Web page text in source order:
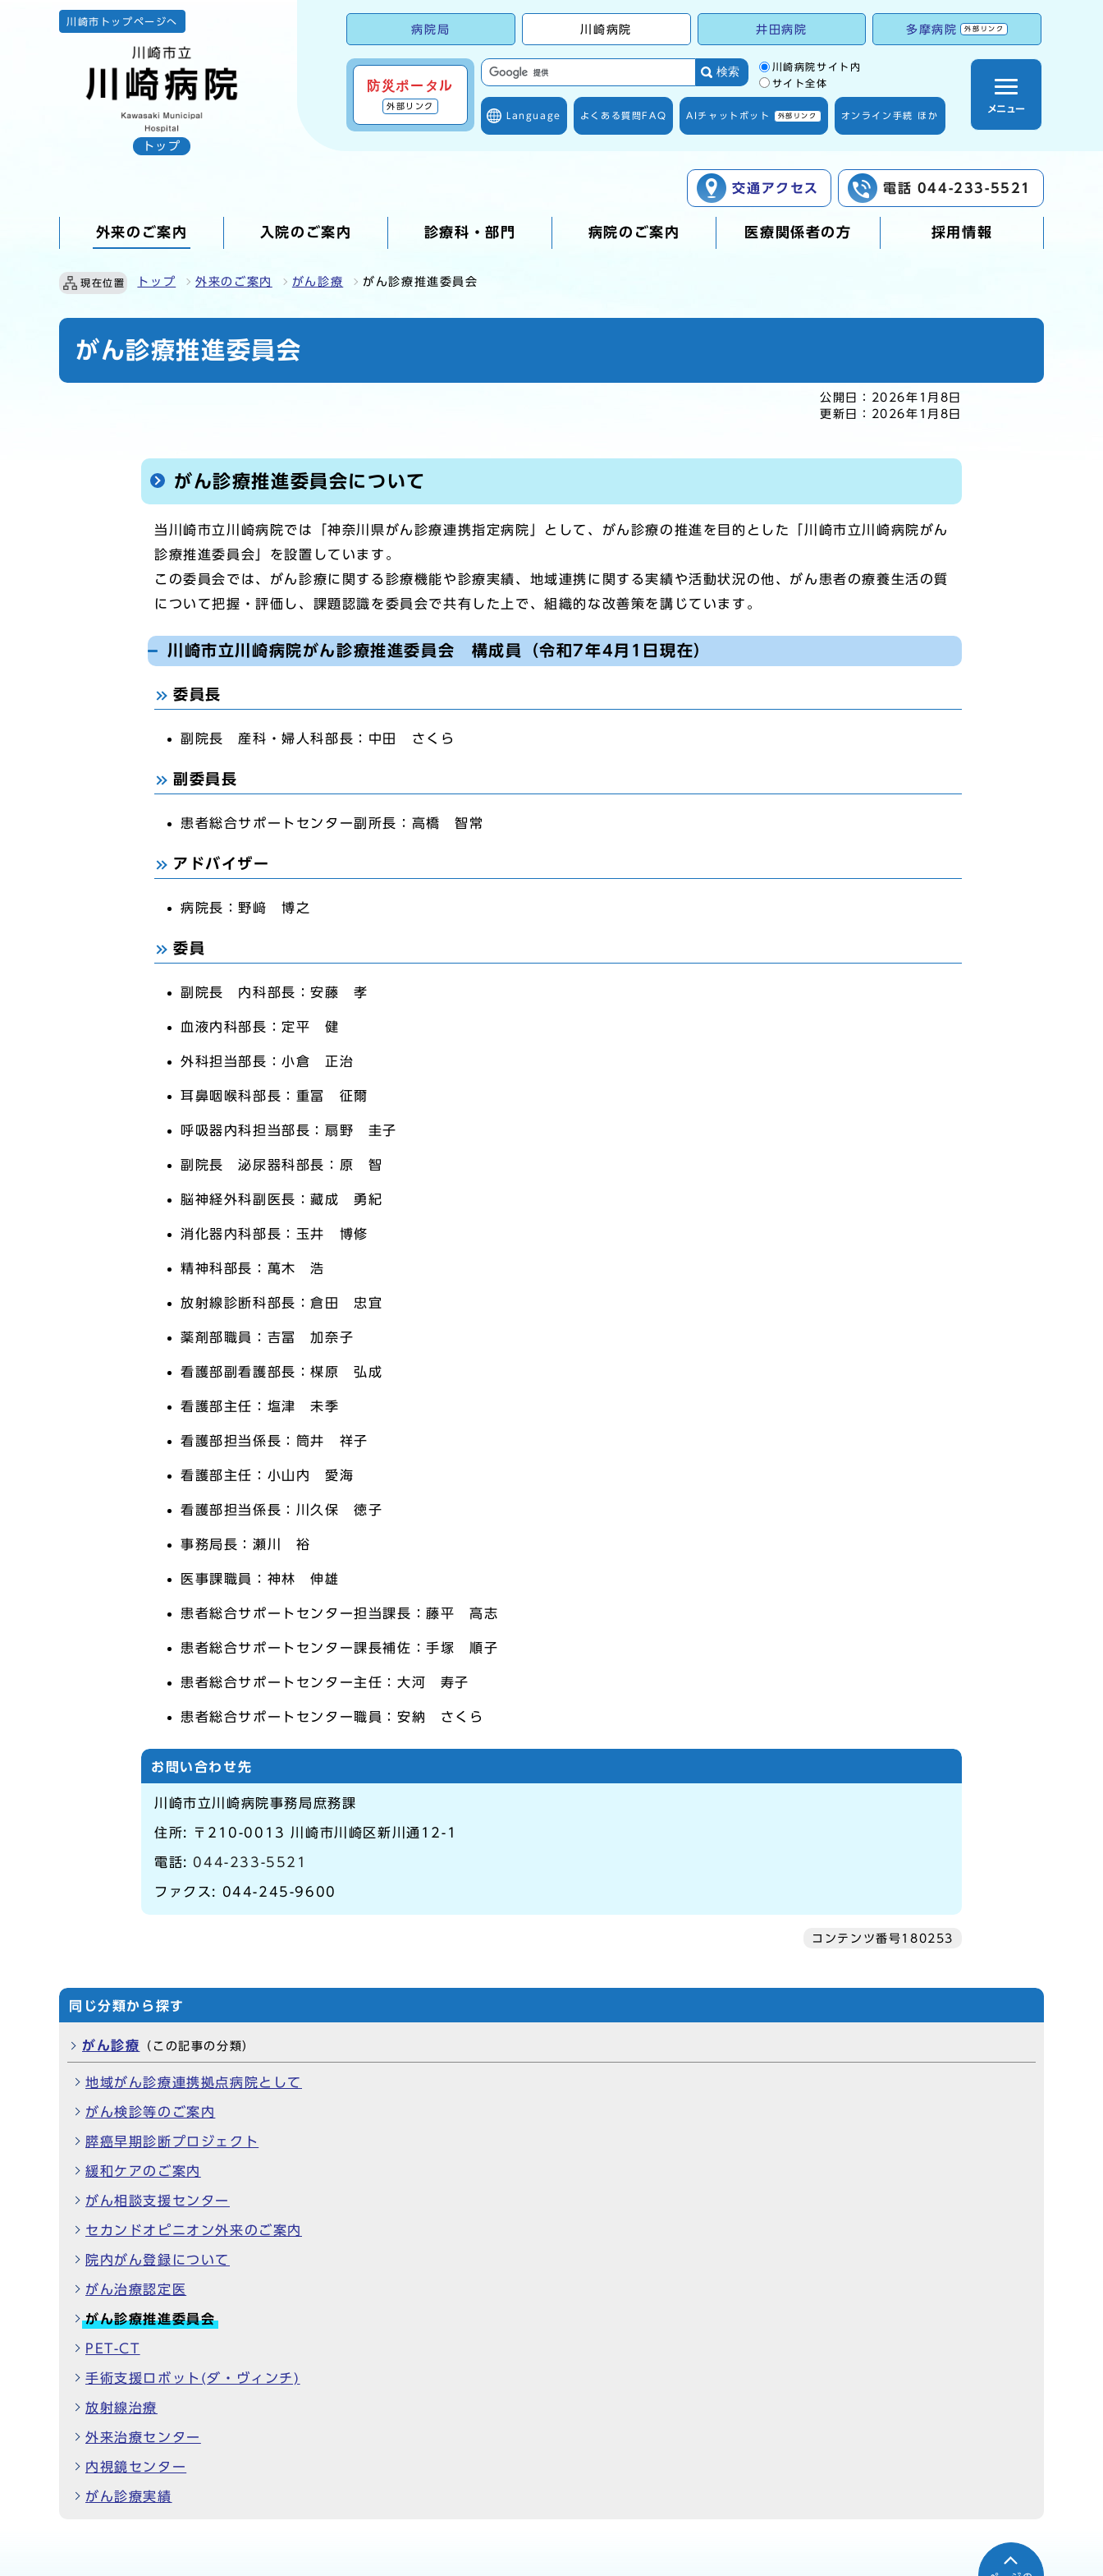
川崎市トップページへ
トップ
病院局 川崎病院 井田病院 多摩病院 外部リンク
防災ポータル
外部リンク
検索 サイト内検索の範囲
川崎病院サイト内
サイト全体
Language よくある質問 FAQ AIチャットボット 外部リンク オンライン手続 ほか
メニュー
交通アクセス 電話 044-233-5521
外来のご案内 入院のご案内 診療科・部門 病院のご案内 医療関係者の方 採用情報
現在位置 トップ 外来のご案内 がん診療 がん診療推進委員会
がん診療推進委員会
公開日：
2026年1月8日
更新日：
2026年1月8日
がん診療推進委員会について
当川崎市立川崎病院では「神奈川県がん診療連携指定病院」として、がん診療の推進を目的とした「川崎市立川崎病院がん
診療推進委員会」を設置しています。
この委員会では、がん診療に関する診療機能や診療実績、地域連携に関する実績や活動状況の他、がん患者の療養生活の質
について把握・評価し、課題認識を委員会で共有した上で、組織的な改善策を講じています。
川崎市立川崎病院がん診療推進委員会 構成員（令和7年4月1日現在）
委員長
副院長 産科・婦人科部長：中田 さくら
副委員長
患者総合サポートセンター副所長：高橋 智常
アドバイザー
病院長：野﨑 博之
委員
副院長 内科部長：安藤 孝
血液内科部長：定平 健
外科担当部長：小倉 正治
耳鼻咽喉科部長：重冨 征爾
呼吸器内科担当部長：扇野 圭子
副院長 泌尿器科部長：原 智
脳神経外科副医長：藏成 勇紀
消化器内科部長：玉井 博修
精神科部長：萬木 浩
放射線診断科部長：倉田 忠宜
薬剤部職員：吉冨 加奈子
看護部副看護部長：楳原 弘成
看護部主任：塩津 未季
看護部担当係長：筒井 祥子
看護部主任：小山内 愛海
看護部担当係長：川久保 徳子
事務局長：瀬川 裕
医事課職員：神林 伸雄
患者総合サポートセンター担当課長：藤平 高志
患者総合サポートセンター課長補佐：手塚 順子
患者総合サポートセンター主任：大河 寿子
患者総合サポートセンター職員：安納 さくら
お問い合わせ先
川崎市立川崎病院事務局庶務課
住所: 〒210-0013 川崎市川崎区新川通12-1
電話: 044-233-5521
ファクス: 044-245-9600
コンテンツ番号180253
同じ分類から探す
がん診療 （この記事の分類）
地域がん診療連携拠点病院として
がん検診等のご案内
膵癌早期診断プロジェクト
緩和ケアのご案内
がん相談支援センター
セカンドオピニオン外来のご案内
院内がん登録について
がん治療認定医
がん診療推進委員会
PET-CT
手術支援ロボット(ダ・ヴィンチ)
放射線治療
外来治療センター
内視鏡センター
がん診療実績